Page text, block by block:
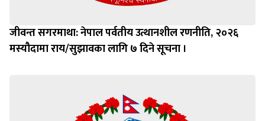
जीवन्त सगरमाथा: नेपाल पर्वतीय उत्थानशील रणनीति, २०२६
मस्यौदामा राय/सुझावका लागि ७ दिने सूचना ।